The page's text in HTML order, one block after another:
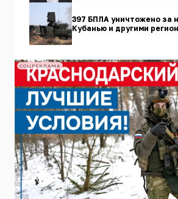
397 БПЛА уничтожено за
Кубанью и другими
СОЦРЕКЛАМА